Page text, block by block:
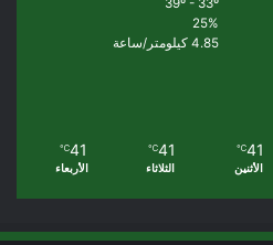
25%
4.85 كيلومتر/ساعة
41
℃
الأثنين
41
℃
الثلاثاء
41
℃
الأربعاء